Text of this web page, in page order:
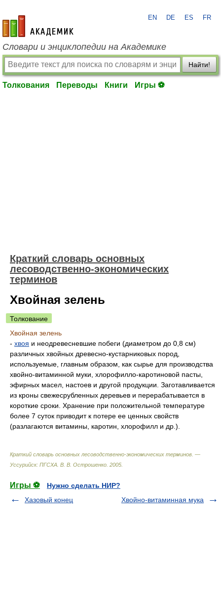
academic.ru
EN DE ES FR
Словари и энциклопедии на Академике
Найти!
Толкования Переводы Книги Игры ⚽
Краткий словарь основных
лесоводственно-экономических
терминов
Хвойная зелень
Толкование
Хвойная зелень
- хвоя и неодревесневшие побеги (диаметром до 0,8 см)
различных хвойных древесно-кустарниковых пород,
используемые, главным образом, как сырье для производства
хвойно-витаминной муки, хлорофилло-каротиновой пасты,
эфирных масел, настоев и другой продукции. Заготавливается
из кроны свежесрубленных деревьев и перерабатывается в
короткие сроки. Хранение при положительной температуре
более 7 суток приводит к потере ее ценных свойств
(разлагаются витамины, каротин, хлорофилл и др.).
Краткий словарь основных лесоводственно-экономических терминов. —
Уссурийск: ПГСХА В. В. Острошенко 2005
Игры ⚽
Нужно сделать НИР?
Хазовый конец
Хвойно-витаминная мука